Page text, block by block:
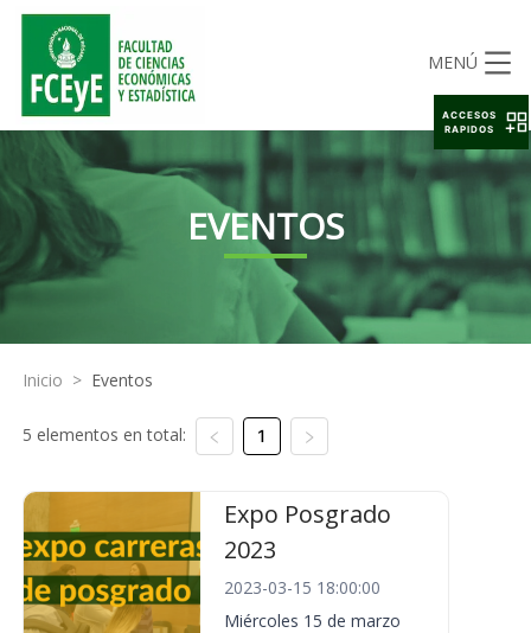
MENÚ
EVENTOS
Inicio > Eventos
5 elementos en total: 1
Expo Posgrado
2023
2023-03-15 18:00:00
Miércoles 15 de marzo
ACCESOS
RAPIDOS